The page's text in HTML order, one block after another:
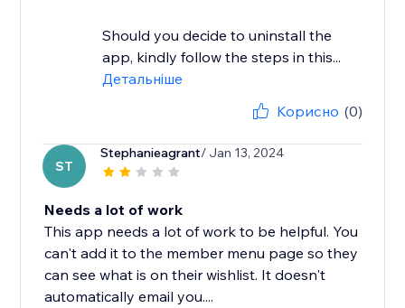
Should you decide to uninstall the
app, kindly follow the steps in this...
Детальніше
Корисно (0)
ST
Stephanieagrant/ Jan 13, 2024
Needs a lot of work
This app needs a lot of work to be helpful. You
can't add it to the member menu page so they
can see what is on their wishlist. It doesn't
automatically email you....